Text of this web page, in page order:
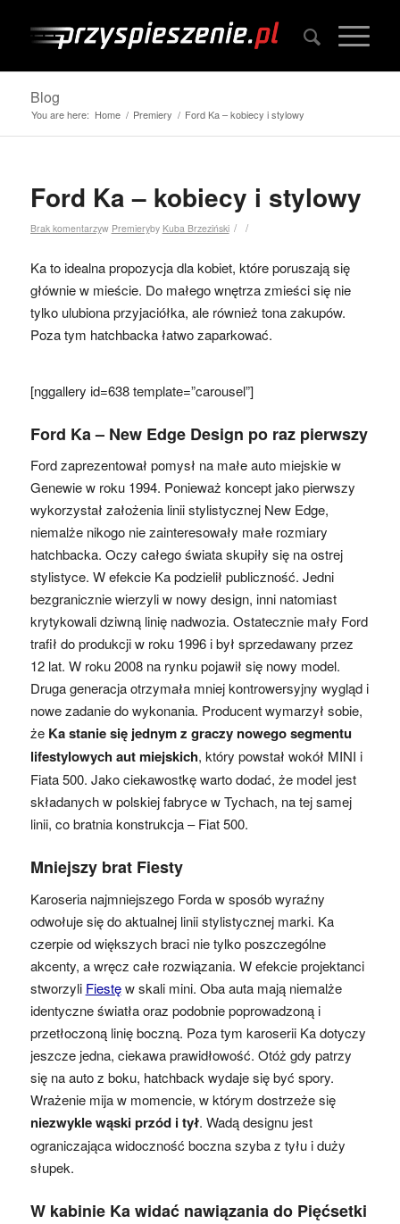
Blog
You are here: Home / Premiery / Ford Ka – kobiecy i stylowy
Ford Ka – kobiecy i stylowy
Brak komentarzy /
w Premiery /
by Kuba Brzeziński
Ka to idealna propozycja dla kobiet, które poruszają się
głównie w mieście. Do małego wnętrza zmieści się nie
tylko ulubiona przyjaciółka, ale również tona zakupów.
Poza tym hatchbacka łatwo zaparkować.
[nggallery id=638 template=”carousel”]
Ford Ka – New Edge Design po raz pierwszy
Ford zaprezentował pomysł na małe auto miejskie w
Genewie w roku 1994. Ponieważ koncept jako pierwszy
wykorzystał założenia linii stylistycznej New Edge,
niemalże nikogo nie zainteresowały małe rozmiary
hatchbacka. Oczy całego świata skupiły się na ostrej
stylistyce. W efekcie Ka podzielił publiczność. Jedni
bezgranicznie wierzyli w nowy design, inni natomiast
krytykowali dziwną linię nadwozia. Ostatecznie mały Ford
trafił do produkcji w roku 1996 i był sprzedawany przez
12 lat. W roku 2008 na rynku pojawił się nowy model.
Druga generacja otrzymała mniej kontrowersyjny wygląd i
nowe zadanie do wykonania. Producent wymarzył sobie,
że Ka stanie się jednym z graczy nowego segmentu
lifestylowych aut miejskich, który powstał wokół MINI i
Fiata 500. Jako ciekawostkę warto dodać, że model jest
składanych w polskiej fabryce w Tychach, na tej samej
linii, co bratnia konstrukcja – Fiat 500.
Mniejszy brat Fiesty
Karoseria najmniejszego Forda w sposób wyraźny
odwołuje się do aktualnej linii stylistycznej marki. Ka
czerpie od większych braci nie tylko poszczególne
akcenty, a wręcz całe rozwiązania. W efekcie projektanci
stworzyli Fiestęw skali mini. Oba auta mają niemalże
identyczne światła oraz podobnie poprowadzoną i
przetłoczoną linię boczną. Poza tym karoserii Ka dotyczy
jeszcze jedna, ciekawa prawidłowość. Otóż gdy patrzy
się na auto z boku, hatchback wydaje się być spory.
Wrażenie mija w momencie, w którym dostrzeże się
niezwykle wąski przód i tył. Wadą designu jest
ograniczająca widoczność boczna szyba z tyłu i duży
słupek.
W kabinie Ka widać nawiązania do Pięćsetki